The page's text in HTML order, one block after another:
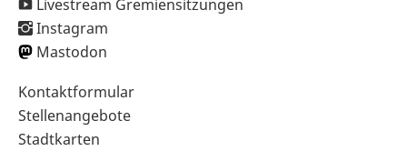
Livestream Gremiensitzungen
Instagram
Mastodon
Sekundärnavigation
im
Fußbereich
Kontaktformular
Stellenangebote
Stadtkarten